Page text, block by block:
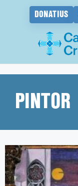
DONATIUS
contingutPINTOR